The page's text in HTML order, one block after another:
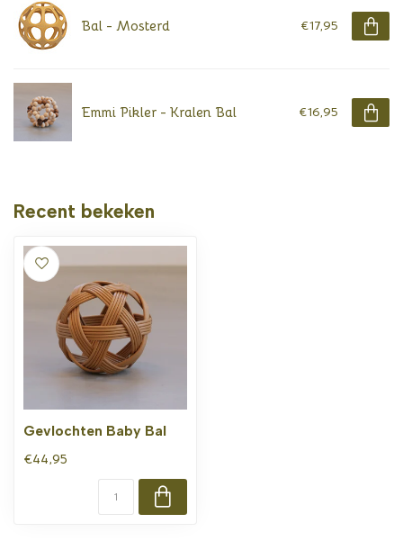
Bal - Mosterd €17,95
Emmi Pikler - Kralen Bal €16,95
Recent bekeken
Gevlochten Baby Bal
€44,95